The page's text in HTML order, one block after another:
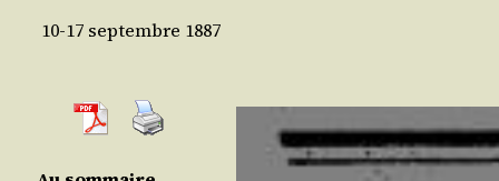
10-17 septembre 1887